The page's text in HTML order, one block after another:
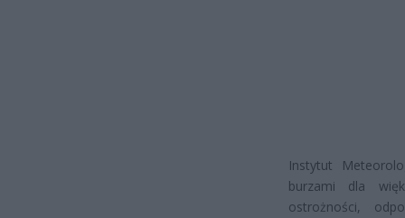
Instytut
burzami dla
ostrożności,